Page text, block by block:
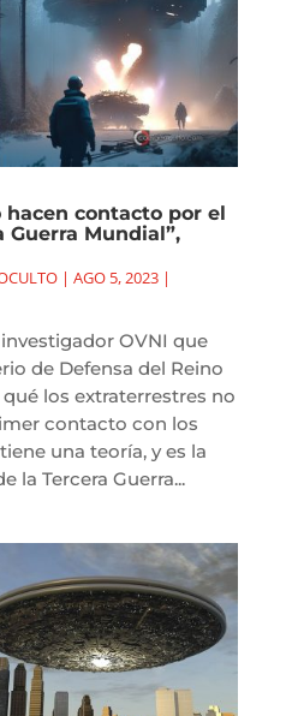
contacto por el
Guerra Mundial”,
| AGO 5, 2023|
OVNI que
de Defensa del Reino
los extraterrestres no
contacto con los
una teoría, y es la
la Tercera Guerra...